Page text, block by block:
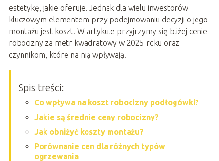
estetykę, jakie oferuje. Jednak dla wielu inwestorów
kluczowym elementem przy podejmowaniu decyzji o jego
montażu jest koszt. W artykule przyjrzymy się bliżej cenie
robocizny za metr kwadratowy w 2025 roku oraz
czynnikom, które na nią wpływają.
Spis treści:
Co wpływa na koszt robocizny podłogówki?
Jakie są średnie ceny robocizny?
Jak obniżyć koszty montażu?
Porównanie cen dla różnych typów
ogrzewania